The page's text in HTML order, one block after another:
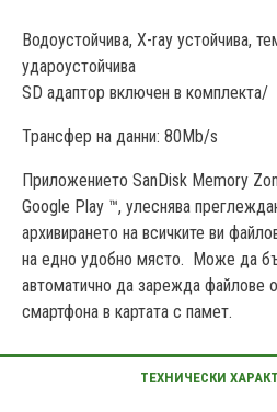
Водоустойчива, X-ray устойчива,
удароустойчива
SD адаптор включен в комплекта/
Трансфер на данни: 80Mb/s
Приложението SanDisk Memory
Google Play ™, улеснява
архивирането на всичките ви
на едно удобно място. Може да
автоматично да зарежда файлове
смартфона в картата с памет.